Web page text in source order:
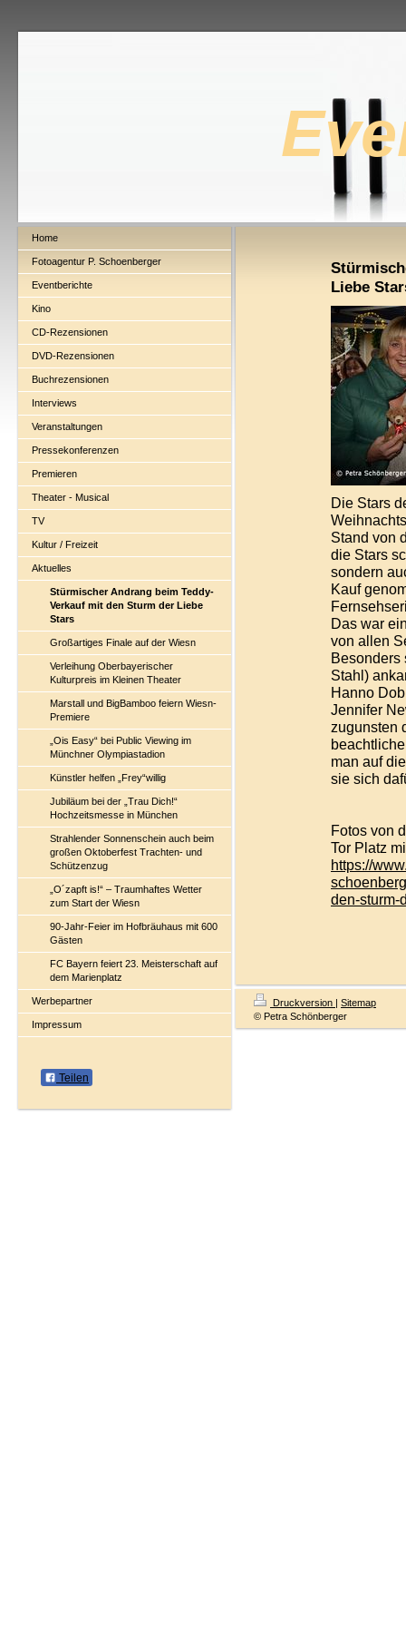
Home
Fotoagentur P. Schoenberger
Eventberichte
Kino
CD-Rezensionen
DVD-Rezensionen
Buchrezensionen
Interviews
Veranstaltungen
Pressekonferenzen
Premieren
Theater - Musical
TV
Kultur / Freizeit
Aktuelles
Stürmischer Andrang beim Teddy-
Verkauf mit den Sturm der Liebe
Stars
Großartiges Finale auf der Wiesn
Verleihung Oberbayerischer
Kulturpreis im Kleinen Theater
Marstall und BigBamboo feiern Wiesn-
Premiere
„Ois Easy“ bei Public Viewing im
Münchner Olympiastadion
Künstler helfen „Frey“willig
Jubiläum bei der „Trau Dich!“
Hochzeitsmesse in München
Strahlender Sonnenschein auch beim
großen Oktoberfest Trachten- und
Schützenzug
„O´zapft is!“ – Traumhaftes Wetter
zum Start der Wiesn
90-Jahr-Feier im Hofbräuhaus mit 600
Gästen
FC Bayern feiert 23. Meisterschaft auf
dem Marienplatz
Werbepartner
Impressum
Teilen
Liebe
Die Stars
Stand von
die Stars
sondern
Kauf
Das war
von allen
Besonders
Stahl)
Hanno
Jennifer
zugunsten
man auf
sie sich
Fotos von
Tor Platz
https://
den-sturm-
Druckversion | Sitemap
© Petra Schönberger